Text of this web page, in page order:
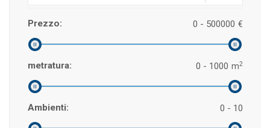
Prezzo: €
0 - 500000
metratura: m2
0 - 1000
Ambienti: 0 - 10